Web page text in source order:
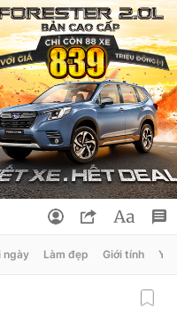
ngày Làm đẹp Giới tính Y